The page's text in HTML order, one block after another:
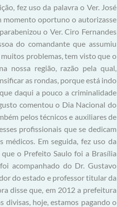
fez uso da palavra o Ver. José
momento oportuno o autorizasse
o Ver. Ciro Fernandes
do comandante que assumiu
problemas, tem visto que o
nossa região, razão pela qual,
as rondas, porque está indo
daqui a pouco a criminalidade
comentou o Dia Nacional do
pelos técnicos e auxiliares de
profissionais que se dedicam
Em seguida, fez uso da
o Prefeito Saulo foi a Brasília
acompanhado do Dr. Gustavo
do estado e professor titular da
disse que, em 2012 a prefeitura
divisas, hoje, estamos pagando o